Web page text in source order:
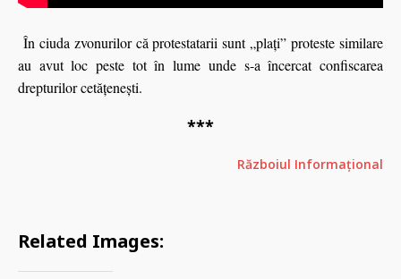
În ciuda zvonurilor că protestatarii sunt „plați” proteste similare
au avut loc peste tot în lume unde s-a încercat confiscarea
drepturilor cetățenești.
***
Războiul Informațional
Related Images: